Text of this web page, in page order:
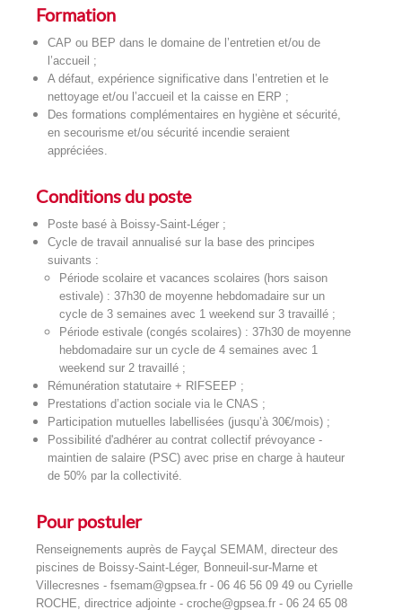
Formation
CAP ou BEP dans le domaine de l’entretien et/ou de
l’accueil ;
A défaut, expérience significative dans l’entretien et le
nettoyage et/ou l’accueil et la caisse en ERP ;
Des formations complémentaires en hygiène et sécurité,
en secourisme et/ou sécurité incendie seraient
appréciées.
Conditions du poste
Poste basé à Boissy-Saint-Léger ;
Cycle de travail annualisé sur la base des principes
suivants :
Période scolaire et vacances scolaires (hors saison
estivale) : 37h30 de moyenne hebdomadaire sur un
cycle de 3 semaines avec 1 weekend sur 3 travaillé ;
Période estivale (congés scolaires) : 37h30 de moyenne
hebdomadaire sur un cycle de 4 semaines avec 1
weekend sur 2 travaillé ;
Rémunération statutaire + RIFSEEP ;
Prestations d’action sociale via le CNAS ;
Participation mutuelles labellisées (jusqu’à 30€/mois) ;
Possibilité d'adhérer au contrat collectif prévoyance -
maintien de salaire (PSC) avec prise en charge à hauteur
de 50% par la collectivité.
Pour postuler
Renseignements auprès de Fayçal SEMAM, directeur des
piscines de Boissy-Saint-Léger, Bonneuil-sur-Marne et
Villecresnes - fsemam@gpsea.fr - 06 46 56 09 49 ou Cyrielle
ROCHE, directrice adjointe - croche@gpsea.fr - 06 24 65 08